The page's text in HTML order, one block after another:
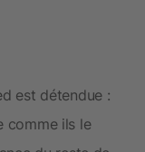
est détendue :
comme ils le